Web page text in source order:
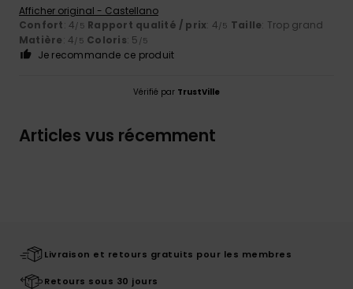
Afficher original - Castellano
Confort: 4/5 Rapport qualité / prix: 4/5 Taille: Trop grand
Matière: 4/5 Coloris: 5 /5
Je recommande ce produit
Vérifié par TrustVille
Articles vus récemment
Livraison et retours gratuits pour les membres
Retours sous 30 jours